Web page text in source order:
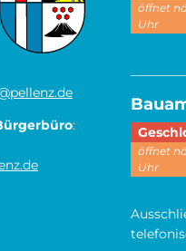
:
öffnet
Uhr
öffnet
Uhr